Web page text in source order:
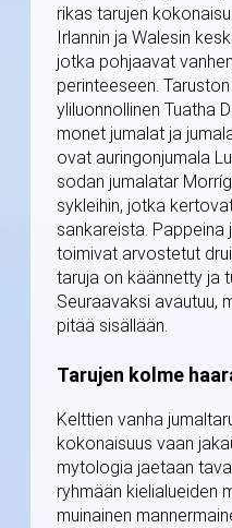
rikas tarujen
Irlannin ja Walesin
jotka pohjaavat
perinteeseen.
yliluonnollinen Tuatha
monet jumalat ja
ovat auringonjumala
sodan jumalatar
sykleihin, jotka
sankareista. Pappeina
toimivat arvostetut
taruja on käännetty ja
Seuraavaksi avautuu,
pitää sisällään.
Tarujen kolme
Kelttien vanha
kokonaisuus vaan
mytologia jaetaan
ryhmään kielialueiden
muinainen